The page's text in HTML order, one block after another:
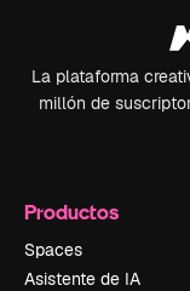
La plataforma
millón de
Productos
Spaces
Asistente de IA